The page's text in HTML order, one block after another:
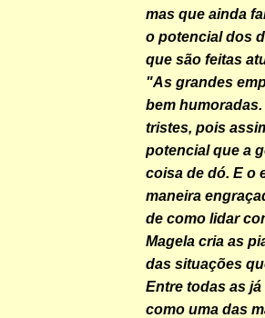
mas que ainda
o potencial dos
que são feitas
"As grandes
bem
tristes, pois
potencial que a
coisa de dó. E o
maneira
de como lidar
Magela cria as
das situações
Entre todas as
como uma das